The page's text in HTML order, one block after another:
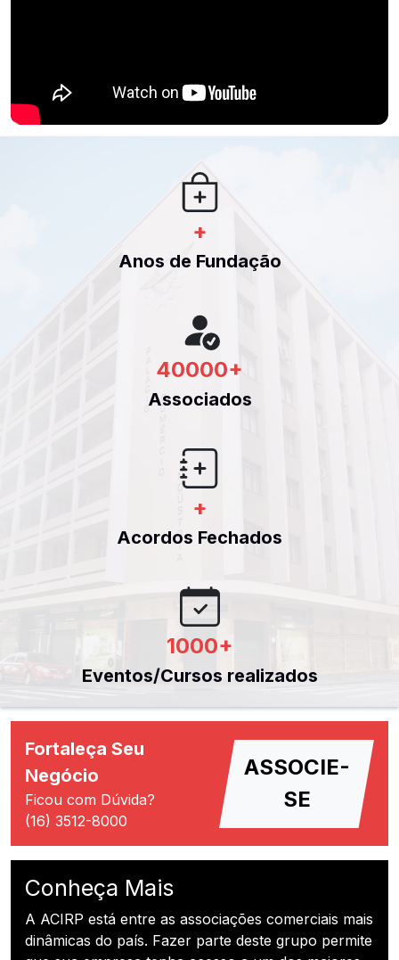
+
Anos de Fundação
40000+
Associados
+
Acordos Fechados
1000+
Eventos/Cursos realizados
Fortaleça Seu
Negócio
Ficou com Dúvida?
(16) 3512-8000
ASSOCIE-
SE
Conheça Mais
A ACIRP está entre as associações comerciais mais
dinâmicas do país. Fazer parte deste grupo permite